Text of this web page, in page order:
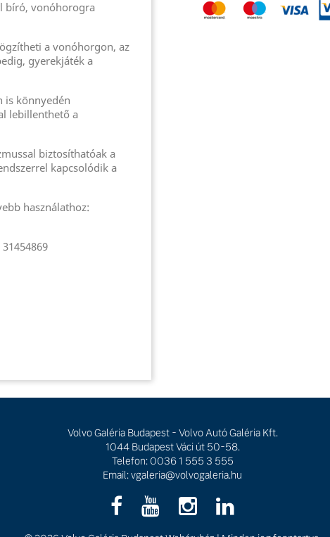
bíró, vonóhorogra
a vonóhorgon, az
gyerekjáték a
is könnyedén
lebillenthető a
biztosíthatóak a
kapcsolódik a
használathoz:
Volvo Galéria Budapest - Volvo Autó Galéria Kft.
1044 Budapest Váci út 50-58.
Telefon: 0036 1 555 3 555
Email:vgaleria@volvogaleria.hu